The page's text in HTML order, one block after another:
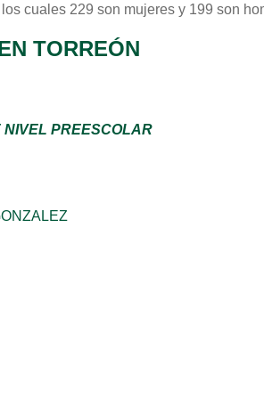
cuales 229 son mujeres y 199 son
TORREÓN
NIVEL PREESCOLAR